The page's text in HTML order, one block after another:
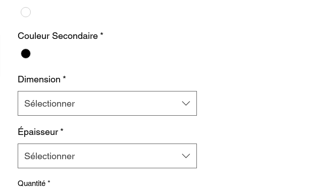
Couleur Secondaire *
Dimension *
Sélectionner
Épaisseur *
Sélectionner
Quantité *